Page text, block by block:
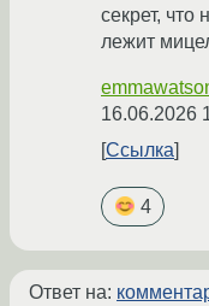
секрет, что
лежит
16.06.2026
Ссылка
4
Ответ на: